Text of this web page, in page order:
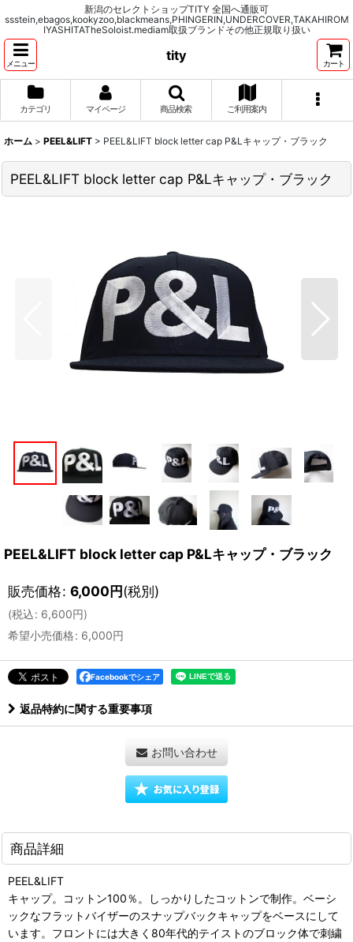
新潟のセレクトショップTITY 全国へ通販可
ssstein,ebagos,kookyzoo,blackmeans,PHINGERIN,UNDERCOVER,TAKAHIROM
IYASHITATheSoloist.mediam取扱ブランドその他正規取り扱い
メニュー
tity
カート
カテゴリ マイページ 商品検索 ご利用案内
ホーム > PEEL&LIFT > PEEL&LIFT block letter cap P&Lキャップ・ブラック
PEEL&LIFT block letter cap P&Lキャップ・ブラック
PEEL&LIFT block letter cap P&Lキャップ・ブラック
販売価格: 6,000円(税別)
(税込: 6,600円)
希望小売価格: 6,000円
Facebookでシェア
返品特約に関する重要事項
お問い合わせ
商品詳細
PEEL&LIFT
キャップ。コットン100％。しっかりしたコットンで制作。ベーシ
ックなフラットバイザーのスナップバックキャップをベースにして
います。フロントには大きく80年代的テイストのブロック体で刺繍